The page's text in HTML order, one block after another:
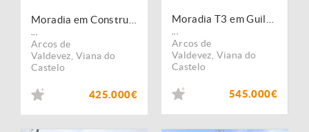
Arcos de
Valdevez Viana do
Castelo
425.000€
Arcos de
Valdevez Viana do
Castelo
545.000€